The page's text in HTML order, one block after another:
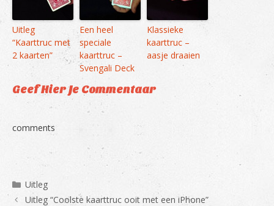
Uitleg
“Kaarttruc met
2 kaarten”
Een heel
speciale
kaarttruc –
Svengali Deck
Klassieke
kaarttruc –
aasje draaien
Geef Hier Je Commentaar
comments
Categorieën
Uitleg
Uitleg “Coolste kaarttruc ooit met een iPhone”